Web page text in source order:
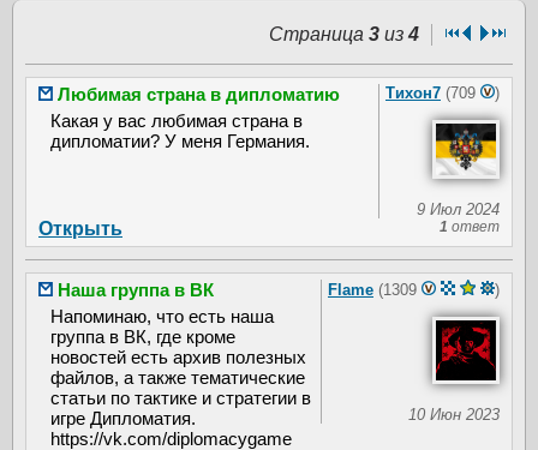
Страница 3 из4
Тихон7 (709 )
9 Июл 2024
Любимая страна в дипломатию
Какая у вас любимая страна в
дипломатии? У меня Германия.
1 ответ
Открыть
Flame (1309 )
10 Июн 2023
Наша группа в ВК
Напоминаю, что есть наша
группа в ВК, где кроме
новостей есть архив полезных
файлов, а также тематические
статьи по тактике и стратегии в
игре Дипломатия.
https://vk.com/diplomacygame